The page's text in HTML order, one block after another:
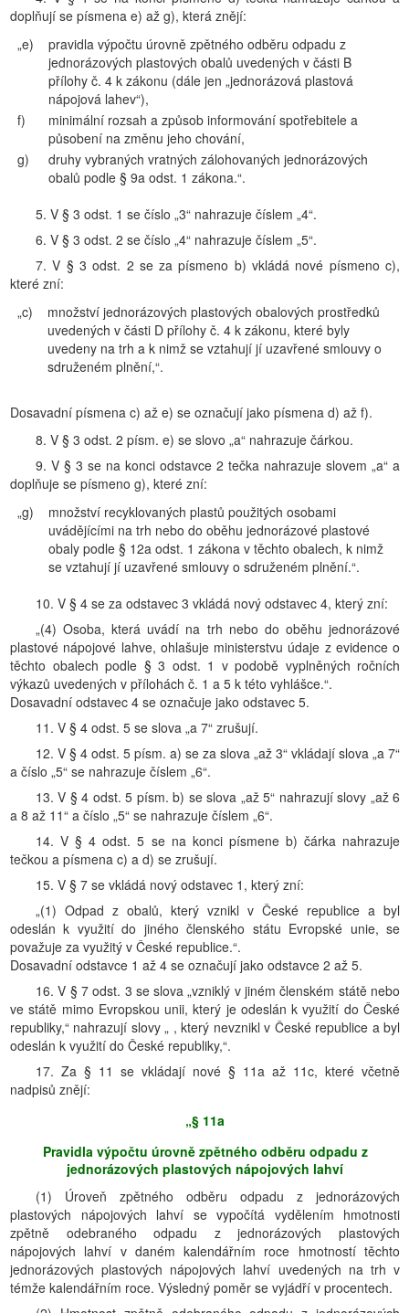
doplňují se písmena e) až g), která znějí:
„e)
pravidla výpočtu úrovně zpětného odběru odpadu z
jednorázových plastových obalů uvedených v části B
přílohy č. 4 k zákonu (dále jen „jednorázová plastová
nápojová lahev“),
f)
minimální rozsah a způsob informování spotřebitele a
působení na změnu jeho chování,
g)
druhy vybraných vratných zálohovaných jednorázových
obalů podle § 9a odst. 1 zákona.“.
5. V § 3 odst. 1 se číslo „3“ nahrazuje číslem „4“.
6. V § 3 odst. 2 se číslo „4“ nahrazuje číslem „5“.
7. V § 3 odst. 2 se za písmeno b) vkládá nové písmeno c),
které zní:
„c)
množství jednorázových plastových obalových prostředků
uvedených v části D přílohy č. 4 k zákonu, které byly
uvedeny na trh a k nimž se vztahují jí uzavřené smlouvy o
sdruženém plnění,“.
Dosavadní písmena c) až e) se označují jako písmena d) až f).
8. V § 3 odst. 2 písm. e) se slovo „a“ nahrazuje čárkou.
9. V § 3 se na konci odstavce 2 tečka nahrazuje slovem „a“ a
doplňuje se písmeno g), které zní:
„g)
množství recyklovaných plastů použitých osobami
uvádějícími na trh nebo do oběhu jednorázové plastové
obaly podle § 12a odst. 1 zákona v těchto obalech, k nimž
se vztahují jí uzavřené smlouvy o sdruženém plnění.“.
10. V § 4 se za odstavec 3 vkládá nový odstavec 4, který zní:
„(4) Osoba, která uvádí na trh nebo do oběhu jednorázové
plastové nápojové lahve, ohlašuje ministerstvu údaje z evidence o
těchto obalech podle § 3 odst. 1 v podobě vyplněných ročních
výkazů uvedených v přílohách č. 1 a 5 k této vyhlášce.“.
Dosavadní odstavec 4 se označuje jako odstavec 5.
11. V § 4 odst. 5 se slova „a 7“ zrušují.
12. V § 4 odst. 5 písm. a) se za slova „až 3“ vkládají slova „a 7“
a číslo „5“ se nahrazuje číslem „6“.
13. V § 4 odst. 5 písm. b) se slova „až 5“ nahrazují slovy „až 6
a 8 až 11“ a číslo „5“ se nahrazuje číslem „6“.
14. V § 4 odst. 5 se na konci písmene b) čárka nahrazuje
tečkou a písmena c) a d) se zrušují.
15. V § 7 se vkládá nový odstavec 1, který zní:
„(1) Odpad z obalů, který vznikl v České republice a byl
odeslán k využití do jiného členského státu Evropské unie, se
považuje za využitý v České republice.“.
Dosavadní odstavce 1 až 4 se označují jako odstavce 2 až 5.
16. V § 7 odst. 3 se slova „vzniklý v jiném členském státě nebo
ve státě mimo Evropskou unii, který je odeslán k využití do České
republiky,“ nahrazují slovy „ , který nevznikl v České republice a byl
odeslán k využití do České republiky,“.
17. Za § 11 se vkládají nové § 11a až 11c, které včetně
nadpisů znějí:
„§ 11a
Pravidla výpočtu úrovně zpětného odběru odpadu z
jednorázových plastových nápojových lahví
(1) Úroveň zpětného odběru odpadu z jednorázových
plastových nápojových lahví se vypočítá vydělením hmotnosti
zpětně odebraného odpadu z jednorázových plastových
nápojových lahví v daném kalendářním roce hmotností těchto
jednorázových plastových nápojových lahví uvedených na trh v
témže kalendářním roce. Výsledný poměr se vyjádří v procentech.